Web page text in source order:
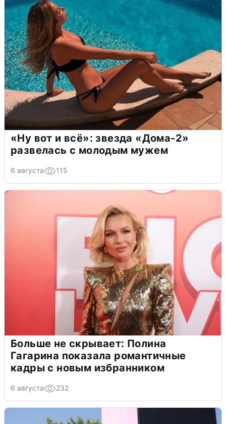
«Ну вот и всё»: звезда «Дома-2»
развелась с молодым мужем
6 августа 115
Больше не скрывает: Полина
Гагарина показала романтичные
кадры с новым избранником
6 августа 232